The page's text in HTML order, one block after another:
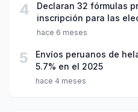
4
Declaran 32 fórmulas
inscripción para las
hace 6 meses
5
Envíos peruanos de
5.7% en el 2025
hace 4 meses